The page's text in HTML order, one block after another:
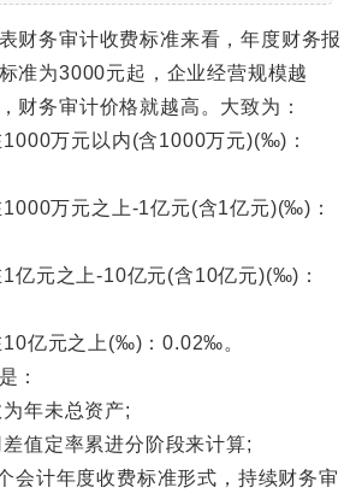
务审计收费标准来看，年度财务报
准为3000元起，企业经营规模越
财务审计价格就越高。大致为：
万元以内(含1000万元)(‰)：
万元之上-1亿元(含1亿元)(‰)：
元之上-10亿元(含10亿元)(‰)：
亿元之上(‰)：0.02‰。
：
年未总资产;
定率累进分阶段来计算;
计年度收费标准形式，持续财务审